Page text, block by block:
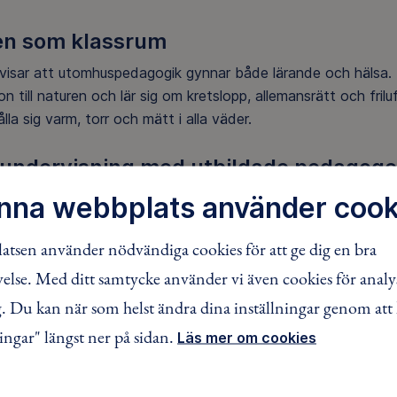
som klassrum
att utomhuspedagogik gynnar både lärande och
till naturen och lär sig om kretslopp, allemansrätt och
sig varm, torr och mätt i alla väder.
med utbildade
leds av pedagoger som har gått vår ledarutbildning.
livscykler, bygger vindskydd och upptäcker det som lever
vill:
positiva naturupplevelser
några gånger i veckan
webbplats använder
använder nödvändiga cookies för att ge dig en bra
Med ditt samtycke använder vi även cookies för
Du kan när som helst ändra dina inställningar genom att
längst ner på sidan. Läs mer om cookies